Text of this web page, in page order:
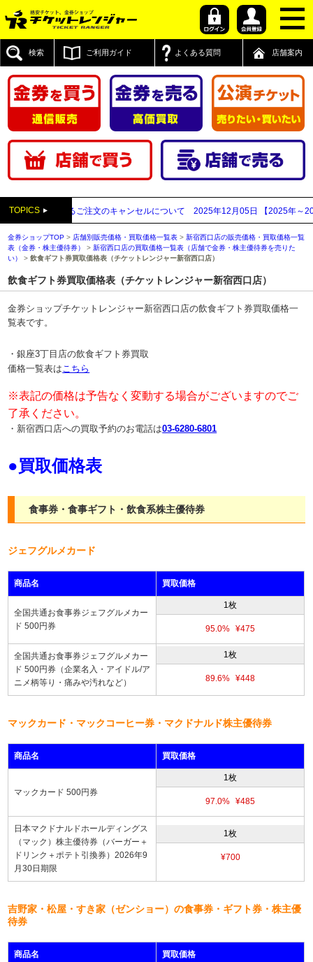
検索 ご利用ガイド よくある質問 店舗案内
TOPICS
れるご注文のキャンセルについて 2025年12月05日 【2025年～2026年】年
金券ショップTOP > 店舗別販売価格・買取価格一覧表 >新宿西口店の販売価格・買取価格一覧
表（金券・株主優待券）
>新宿西口店の買取価格一覧表（店舗で金券・株主優待券を売りた
い）
>飲食ギフト券買取価格表（チケットレンジャー新宿西口店）
飲食ギフト券買取価格表（チケットレンジャー新宿西口店）
金券ショップチケットレンジャー新宿西口店の飲食ギフト券買取価格一
覧表です。
・銀座3丁目店の飲食ギフト券買取
価格一覧表は こちら
※表記の価格は予告なく変動する場合がございますのでご
了承ください。
・新宿西口店への買取予約のお電話は03-6280-6801
●買取価格表
食事券・食事ギフト・飲食系株主優待券
ジェフグルメカード
商品名 買取価格
全国共通お食事券ジェフグルメカー
ド 500円券
1枚
95.0% ¥475
全国共通お食事券ジェフグルメカー
ド 500円券（企業名入・アイドル/ア
ニメ柄等り・痛みや汚れなど）
1枚
89.6% ¥448
マックカード・マックコーヒー券・マクドナルド株主優待券
商品名 買取価格
マックカード 500円券
1枚
97.0% ¥485
日本マクドナルドホールディングス
（マック）株主優待券（バーガー＋
ドリンク＋ポテト引換券）2026年9
月30日期限
1枚
¥700
吉野家・松屋・すき家（ゼンショー）の食事券・ギフト券・株主優
待券
商品名 買取価格